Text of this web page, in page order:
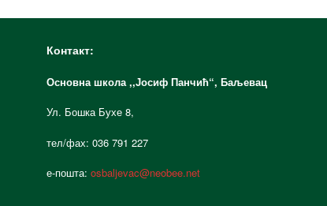
Контакт:
Основна школа ,,Јосиф Панчић“, Баљевац
Ул. Бошка Бухе 8,
тел/фах: 036 791 227
е-пошта: osbaljevac@neobee.net